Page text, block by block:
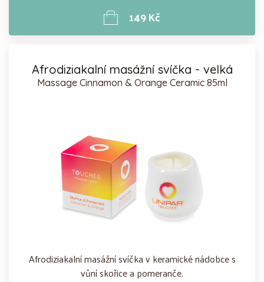
149 Kč
Afrodiziakalní masážní svíčka - velká
Massage Cinnamon & Orange Ceramic 85ml
Afrodiziakalní masážní svíčka v keramické nádobce s
vůní skořice a pomeranče.